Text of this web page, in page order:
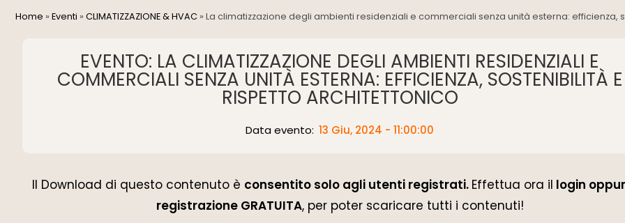
Home » Eventi » CLIMATIZZAZIONE & HVAC » La climatizzazione degli ambienti residenziali e commerciali senza unità esterna:
EVENTO: LA CLIMATIZZAZIONE DEGLI AMBIENTI RESIDENZIALI E
COMMERCIALI SENZA UNITÀ ESTERNA: EFFICIENZA, SOSTENIBILITÀ E
RISPETTO ARCHITETTONICO
Data evento: 13 Giu, 2024 - 11:00:00
Il Download di questo contenuto è consentito solo agli utenti registrati. Effettua ora il login
registrazione GRATUITA, per poter scaricare tutti i contenuti!